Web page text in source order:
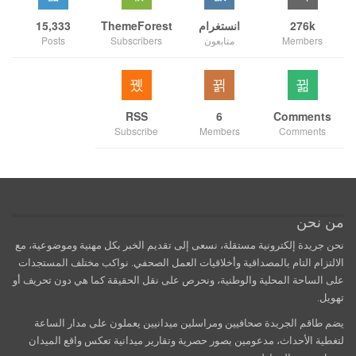
276k
Members
انستغرام
متابعون
ThemeForest
Subscribers
15,333
Posts
Comments
Comments
6
Members
RSS
Subscribe
من نحن
نحن جريدة إلكترونية مستقلة، نسعى إلى تقديم الخبر بكل مهنية وموضوعية، مع
الالتزام التام بالمصداقية وأخلاقيات العمل الصحفي. نواكب مختلف المستجدات
على الساحة المحلية والوطنية، ونحرص على نقل الحقيقة كما هي دون تحريف أو
تهويل.
يضم طاقم الجريدة صحافيين ومراسلين ميدانيين يعملون على مدار الساعة
لتغطية الأحداث، مدعومين بصور حصرية وتقارير ميدانية تعكس واقع الميدان